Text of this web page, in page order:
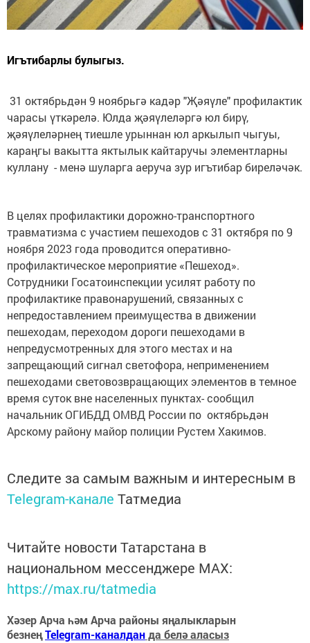
Игътибарлы булыгыз.
31 октябрьдән 9 ноябрьгә кадәр "Җәяүле" профилактик
чарасы үткәрелә. Юлда җәяүлеләргә юл бирү,
җәяүлеләрнең тиешле урыннан юл аркылып чыгуы,
караңгы вакытта яктылык кайтаручы элементларны
куллану - менә шуларга аеруча зур игътибар биреләчәк.
В целях профилактики дорожно-транспортного
травматизма с участием пешеходов с 31 октября по 9
ноября 2023 года проводится оперативно-
профилактическое мероприятие «Пешеход».
Сотрудники Госатоинспекции усилят работу по
профилактике правонарушений, связанных с
непредоставлением преимущества в движении
пешеходам, переходом дороги пешеходами в
непредусмотренных для этого местах и на
запрещающий сигнал светофора, неприменением
пешеходами световозвращающих элементов в темное
время суток вне населенных пунктах- сообщил
начальник ОГИБДД ОМВД России по октябрьдән
Арскому району майор полиции Рустем Хакимов.
Следите за самым важным и интересным в
Telegram-канале Татмедиа
Читайте новости Татарстана в
национальном мессенджере MАХ:
https://max.ru/tatmedia
Хәзер Арча һәм Арча районы яңалыкларын
безнеңTelegram-каналданда белә аласыз